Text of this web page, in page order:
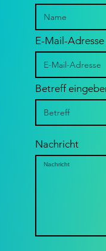
writing
E-Mail-
Betreff
Nachricht